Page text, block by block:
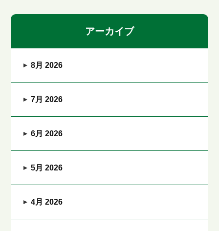
アーカイブ
8月 2026
7月 2026
6月 2026
5月 2026
4月 2026